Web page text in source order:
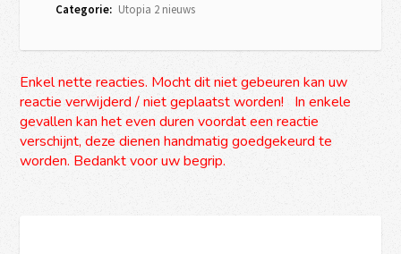
Categorie: Utopia 2 nieuws
Enkel nette reacties. Mocht dit niet gebeuren kan uw
reactie verwijderd / niet geplaatst worden! In enkele
gevallen kan het even duren voordat een reactie
verschijnt, deze dienen handmatig goedgekeurd te
worden. Bedankt voor uw begrip.